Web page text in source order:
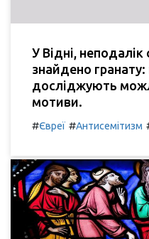
У Відні, неподалік
знайдено
досліджують
мотиви.
#Євреї #Антисемітизм